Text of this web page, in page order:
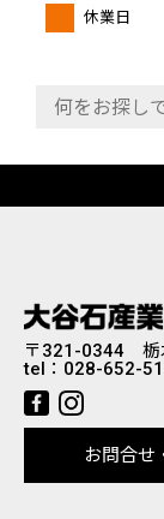
休業日
〒321-0344 栃
tel： 028-652-
お問合せ